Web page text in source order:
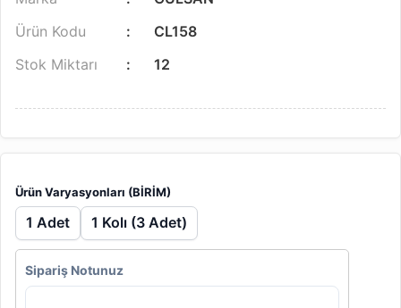
Ürün Kodu
CL158
Stok Miktarı
12
Ürün Varyasyonları (BİRİM)
1 Adet 1 Kolı (3 Adet)
Sipariş Notunuz